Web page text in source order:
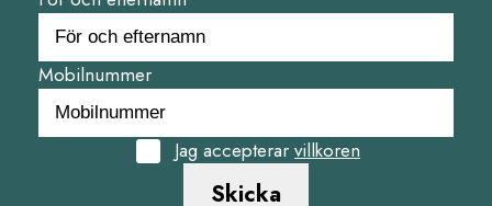
Mobilnummer
Jag accepterar villkoren
Skicka